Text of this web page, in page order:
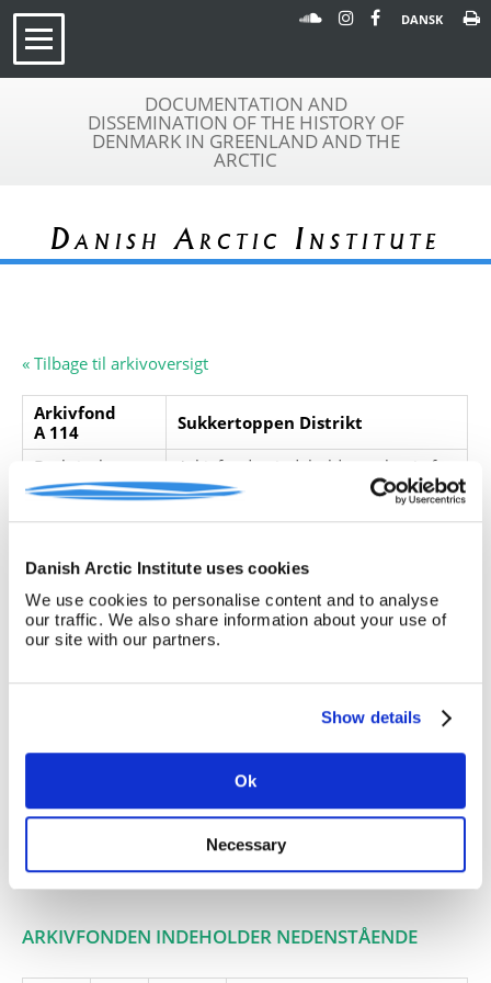
Danish Arctic Institute uses cookies
We use cookies to personalise content and to analyse
our traffic. We also share information about your use of
our site with our partners.
Show details
Ok
Necessary
DANSK
DOCUMENTATION AND
DISSEMINATION OF THE HISTORY OF
DENMARK IN GREENLAND AND THE
ARCTIC
Danish Arctic Institute
« Tilbage til arkivoversigt
Arkivfond
A 114
Sukkertoppen Distrikt
Beskrivelse:
Arkivfonden indeholder en kopi af
ansøgning fra Sukkertoppen
Kommune om tilskud til renovering
af den gamle kirke, bilagt 12
Giver:
Lionsklubberne ved. E. G. Larsen,
Ålborg
Accessionsdato:
Emneord:
ARKIVFONDEN INDEHOLDER NEDENSTÅENDE